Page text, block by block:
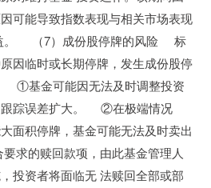
可能导致指数表现与相关市场表现
。 （7）成份股停牌的风险 标
因临时或长期停牌，发生成份股停
①基金可能因无法及时调整投资
跟踪误差扩大。 ②在极端情况
面积停牌，基金可能无法及时卖出
求的赎回款项，由此基金管理人
投资者将面临无 法赎回全部或部